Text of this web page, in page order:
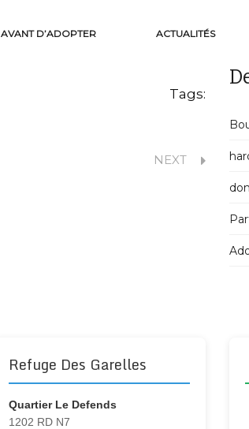
AVANT D’ADOPTER ACTUALITÉS
Tags:
NEXT
Refuge Des Garelles
Quartier Le Defends
1202 RD N7